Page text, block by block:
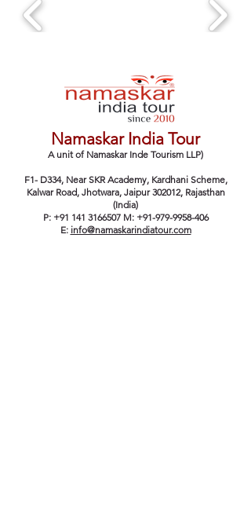
Namaskar India Tour
A unit of Namaskar Inde Tourism LLP)
F1- D334, Near SKR Academy, Kardhani Scheme,
Kalwar Road, Jhotwara, Jaipur 302012, Rajasthan
(India)
P: +91 141 3166507M: +91-979-9958-406
E: info@namaskarindiatour.com